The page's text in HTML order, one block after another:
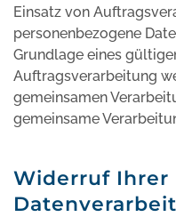
Einsatz von
personenbezogene
Grundlage eines
Auftragsverarbeitung
gemeinsamen
gemeinsame
Widerruf Ihrer